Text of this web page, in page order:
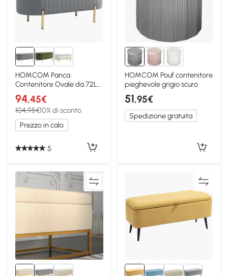
HOMCOM Panca
Contenitore Ovale da 72L
in Tessuto Vellutato Grigio
94,45€
104,95€10% di sconto
Prezzo in calo
5
HOMCOM Pouf contenitore
pieghevole grigio scuro
51,95€
Spedizione gratuita